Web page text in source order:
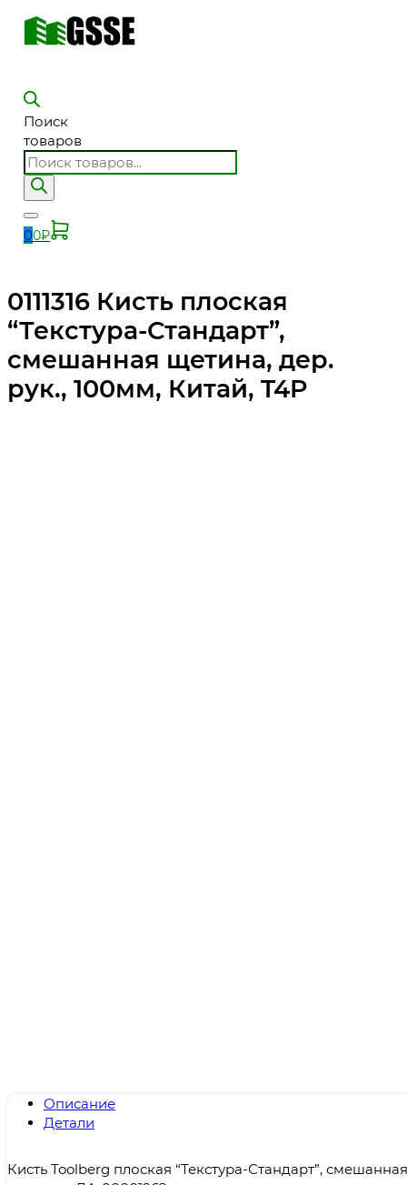
Поиск
товаров
00₽
0111316 Кисть плоская
“Текстура-Стандарт”,
смешанная щетина, дер.
рук., 100мм, Китай, T4P
Описание
Детали
Кисть Toolberg плоская “Текстура-Стандарт”,